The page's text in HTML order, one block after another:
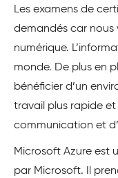
Les examens de
demandés car nous
numérique.
monde. De plus en
bénéficier d’un
travail plus rapide et
communication et
Microsoft Azure est
par Microsoft. Il